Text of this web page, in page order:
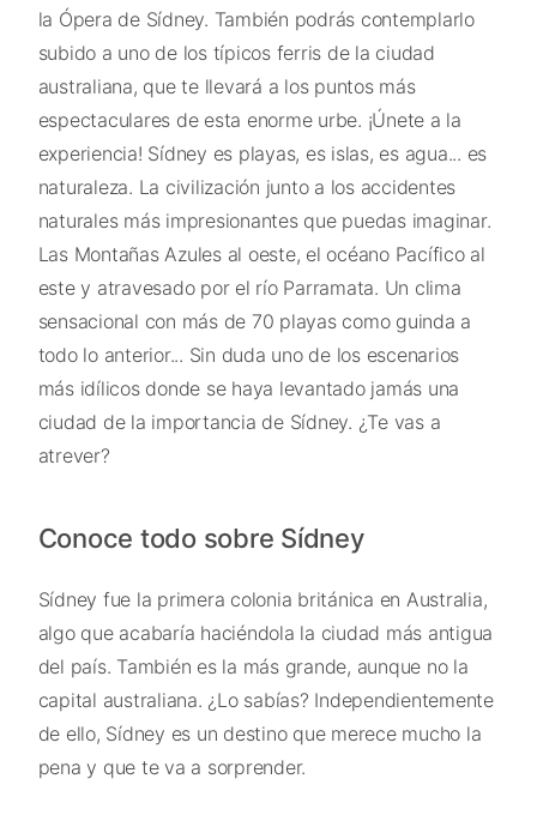
la Ópera de Sídney. También podrás contemplarlo
subido a uno de los típicos ferris de la ciudad
australiana, que te llevará a los puntos más
espectaculares de esta enorme urbe. ¡Únete a la
experiencia! Sídney es playas, es islas, es agua... es
naturaleza. La civilización junto a los accidentes
naturales más impresionantes que puedas imaginar.
Las Montañas Azules al oeste, el océano Pacífico al
este y atravesado por el río Parramata. Un clima
sensacional con más de 70 playas como guinda a
todo lo anterior... Sin duda uno de los escenarios
más idílicos donde se haya levantado jamás una
ciudad de la importancia de Sídney. ¿Te vas a
atrever?
Conoce todo sobre Sídney
Sídney fue la primera colonia británica en Australia,
algo que acabaría haciéndola la ciudad más antigua
del país. También es la más grande, aunque no la
capital australiana. ¿Lo sabías? Independientemente
de ello, Sídney es un destino que merece mucho la
pena y que te va a sorprender.